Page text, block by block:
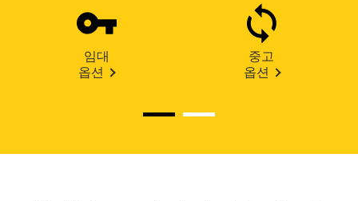
임대
옵션
중고
옵션